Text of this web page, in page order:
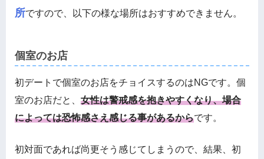
所ですので、以下の様な場所はおすすめできません。
個室のお店
初デートで個室のお店をチョイスするのはNGです。個
室のお店だと、 女性は警戒感を抱きやすくなり、場合
によっては恐怖感さえ感じる事があるからです。
初対面であれば尚更そう感じてしまうので、結果、初